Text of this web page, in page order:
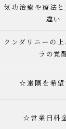
気功治療や療法
違い
クンダリニーの
ラの覚
☆遠隔を希望
☆営業日料